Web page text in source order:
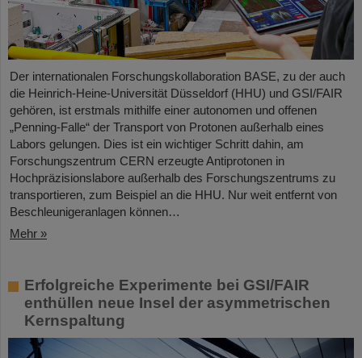
Der internationalen Forschungskollaboration BASE, zu der auch
die Heinrich-Heine-Universität Düsseldorf (HHU) und GSI/FAIR
gehören, ist erstmals mithilfe einer autonomen und offenen
„Penning-Falle“ der Transport von Protonen außerhalb eines
Labors gelungen. Dies ist ein wichtiger Schritt dahin, am
Forschungszentrum CERN erzeugte Antiprotonen in
Hochpräzisionslabore außerhalb des Forschungszentrums zu
transportieren, zum Beispiel an die HHU. Nur weit entfernt von
Beschleunigeranlagen können…
Mehr »
Erfolgreiche Experimente bei GSI/FAIR
enthüllen neue Insel der asymmetrischen
Kernspaltung